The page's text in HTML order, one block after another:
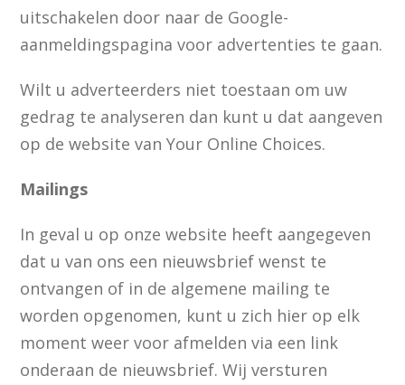
uitschakelen door naar de Google-
aanmeldingspagina voor advertenties te gaan.
Wilt u adverteerders niet toestaan om uw
gedrag te analyseren dan kunt u dat aangeven
op de website van Your Online Choices.
Mailings
In geval u op onze website heeft aangegeven
dat u van ons een nieuwsbrief wenst te
ontvangen of in de algemene mailing te
worden opgenomen, kunt u zich hier op elk
moment weer voor afmelden via een link
onderaan de nieuwsbrief. Wij versturen